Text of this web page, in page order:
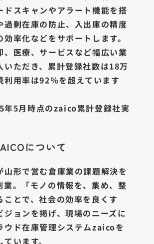
ドスキャンやアラート機能を搭
過剰在庫の防止、入出庫の精度
率化などをサポートします。
、医療、サービスなど幅広い業
いただき、累計登録社数は18万
利用率は92％を超えています
年5月時点のzaico累計登録社実
について
山形で営む倉庫業の課題解決を
業。「モノの情報を、集め、整
ことで、社会の効率を良くす
ジョンを掲げ、現場のニーズに
ウド在庫管理システムzaicoを
います。